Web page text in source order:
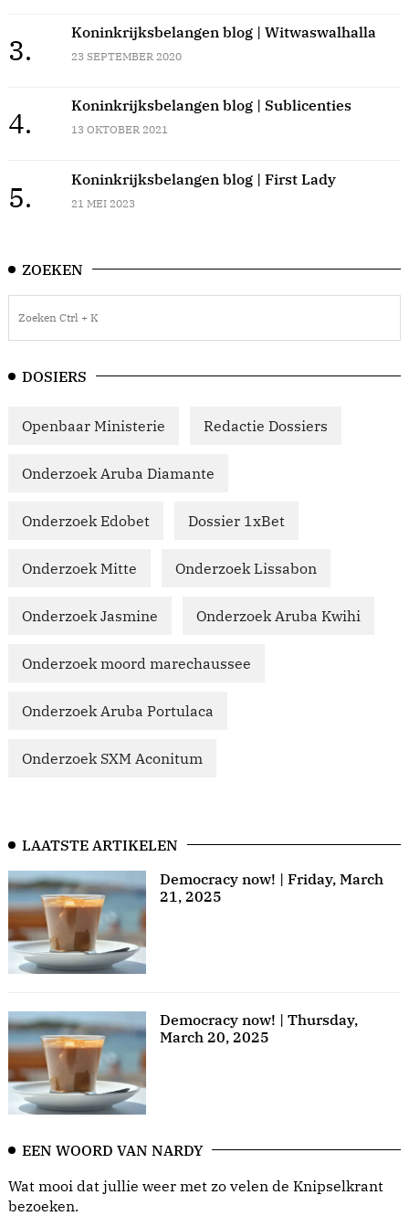
3.
Koninkrijksbelangen blog | Witwaswalhalla
23 SEPTEMBER 2020
4.
Koninkrijksbelangen blog | Sublicenties
13 OKTOBER 2021
5.
Koninkrijksbelangen blog | First Lady
21 MEI 2023
ZOEKEN
DOSIERS
Openbaar Ministerie Redactie Dossiers
Onderzoek Aruba Diamante
Onderzoek Edobet Dossier 1xBet
Onderzoek Mitte Onderzoek Lissabon
Onderzoek Jasmine Onderzoek Aruba Kwihi
Onderzoek moord marechaussee
Onderzoek Aruba Portulaca
Onderzoek SXM Aconitum
LAATSTE ARTIKELEN
Democracy now! | Friday, March
21, 2025
Democracy now! | Thursday,
March 20, 2025
EEN WOORD VAN NARDY
Wat mooi dat jullie weer met zo velen de Knipselkrant
bezoeken.